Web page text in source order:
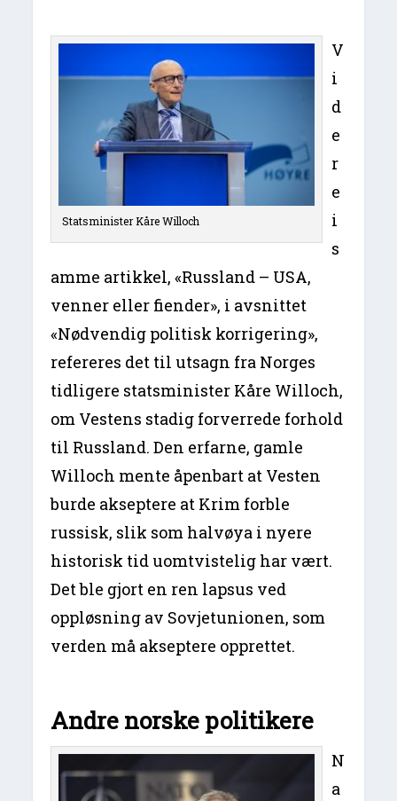
Statsminister Kåre Willoch
V
i
d
e
r
e
i
s
amme artikkel, «Russland – USA,
venner eller fiender», i avsnittet
«Nødvendig politisk korrigering»,
refereres det til utsagn fra Norges
tidligere statsminister Kåre Willoch,
om Vestens stadig forverrede forhold
til Russland. Den erfarne, gamle
Willoch mente åpenbart at Vesten
burde akseptere at Krim forble
russisk, slik som halvøya i nyere
historisk tid uomtvistelig har vært.
Det ble gjort en ren lapsus ved
oppløsning av Sovjetunionen, som
verden må akseptere opprettet.
Andre norske politikere
N
a